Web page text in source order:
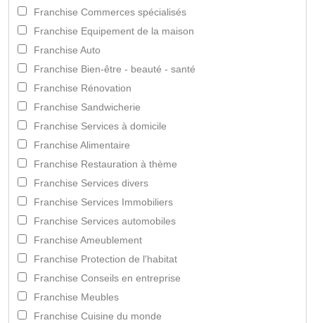
Franchise Commerces spécialisés
Franchise Equipement de la maison
Franchise Auto
Franchise Bien-être - beauté - santé
Franchise Rénovation
Franchise Sandwicherie
Franchise Services à domicile
Franchise Alimentaire
Franchise Restauration à thème
Franchise Services divers
Franchise Services Immobiliers
Franchise Services automobiles
Franchise Ameublement
Franchise Protection de l'habitat
Franchise Conseils en entreprise
Franchise Meubles
Franchise Cuisine du monde